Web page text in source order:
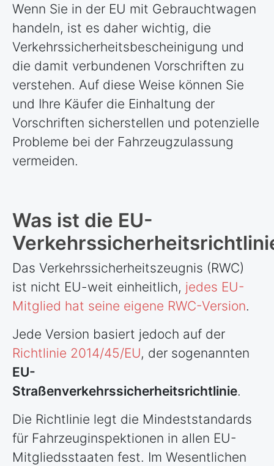
Wenn Sie in der EU mit Gebrauchtwagen
handeln, ist es daher wichtig, die
Verkehrssicherheitsbescheinigung und
die damit verbundenen Vorschriften zu
verstehen. Auf diese Weise können Sie
und Ihre Käufer die Einhaltung der
Vorschriften sicherstellen und potenzielle
Probleme bei der Fahrzeugzulassung
vermeiden.
Was ist die EU-
Das Verkehrssicherheitszeugnis (RWC)
ist nicht EU-weit einheitlich, jedes EU-
Mitglied hat seine eigene RWC-Version.
Jede Version basiert jedoch auf der
Richtlinie 2014/45/EU, der sogenannten
EU-
Straßenverkehrssicherheitsrichtlinie.
Die Richtlinie legt die Mindeststandards
für Fahrzeuginspektionen in allen EU-
Mitgliedsstaaten fest. Im Wesentlichen